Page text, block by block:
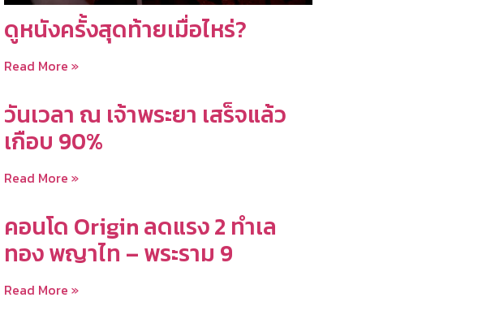
ดูหนังครั้งสุดท้ายเมื่อไหร่?
Read More »
วันเวลา ณ เจ้าพระยา เสร็จแล้ว
เกือบ 90%
Read More »
คอนโด Origin ลดแรง 2 ทำเล
ทอง พญาไท – พระราม 9
Read More »